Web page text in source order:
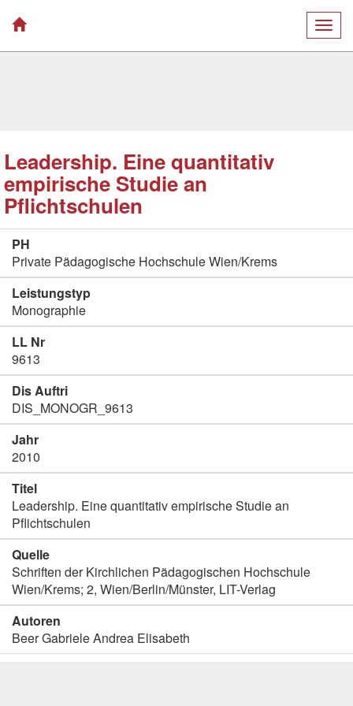
Leadership. Eine quantitativ
empirische Studie an
Pflichtschulen
PH
Private Pädagogische Hochschule Wien/Krems
Leistungstyp
Monographie
LL Nr
9613
Dis Auftri
DIS_MONOGR_9613
Jahr
2010
Titel
Leadership. Eine quantitativ empirische Studie an
Pflichtschulen
Quelle
Schriften der Kirchlichen Pädagogischen Hochschule
Wien/Krems; 2, Wien/Berlin/Münster, LIT-Verlag
Autoren
Beer Gabriele Andrea Elisabeth